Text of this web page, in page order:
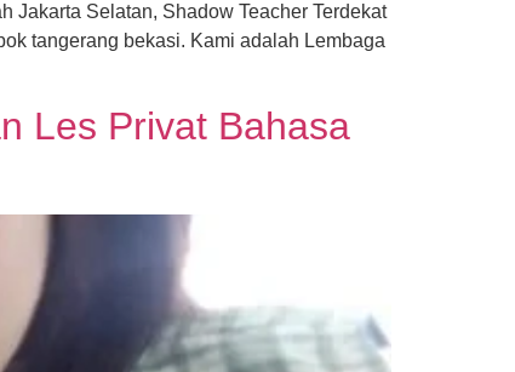
Jakarta Selatan, Shadow Teacher Terdekat
tangerang bekasi. Kami adalah Lembaga
Les Privat Bahasa